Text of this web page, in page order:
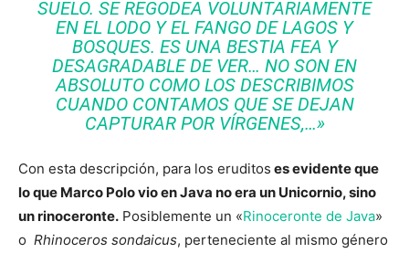
SUELO. SE REGODEA VOLUNTARIAMENTE
EN EL LODO Y EL FANGO DE LAGOS Y
BOSQUES. ES UNA BESTIA FEA Y
DESAGRADABLE DE VER… NO SON EN
ABSOLUTO COMO LOS DESCRIBIMOS
CUANDO CONTAMOS QUE SE DEJAN
CAPTURAR POR VÍRGENES,…»
Con esta descripción, para los eruditos es evidente que
lo que Marco Polo vio en Java no era un Unicornio, sino
un rinoceronte. Posiblemente un «Rinoceronte de Java»
o Rhinoceros sondaicus, perteneciente al mismo género